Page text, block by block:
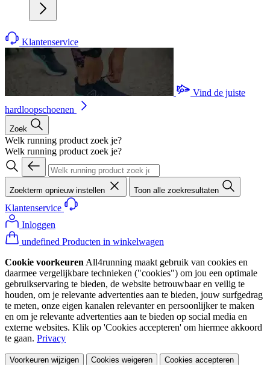
Klantenservice
Vind de juiste
hardloopschoenen
Zoek
Welk running product zoek je?
Welk running product zoek je?
Zoekterm opnieuw instellen Toon alle zoekresultaten
Klantenservice
Inloggen
undefined Producten in winkelwagen
Cookie voorkeuren All4running maakt gebruik van cookies en
daarmee vergelijkbare technieken ("cookies") om jou een optimale
gebruikservaring te bieden, de website betrouwbaar en veilig te
houden, om je relevante advertenties aan te bieden, jouw surfgedrag
te meten, onze eigen kanalen relevanter en persoonlijker te maken
en om je relevante advertenties aan te bieden op social media en
externe websites. Klik op 'Cookies accepteren' om hiermee akkoord
te gaan. Privacy
Voorkeuren wijzigen Cookies weigeren Cookies accepteren